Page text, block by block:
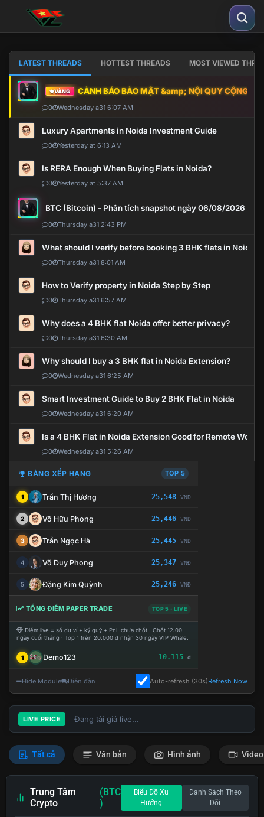
LATEST THREADS HOTTEST THREADS MOST VIEWED
VÀNG CẢNH BÁO BẢO MẬT &amp; NỘI QUY CỘNG
0 Wednesday a31 6:07 AM
Luxury Apartments in Noida Investment Guide
0 Yesterday at 6:13 AM
Is RERA Enough When Buying Flats in Noida?
0 Yesterday at 5:37 AM
BTC (Bitcoin) - Phân tích snapshot ngày 06/08/2026
0 Thursday a31 2:43 PM
What should I verify before booking 3 BHK flats in Noida?
0 Thursday a31 8:01 AM
How to Verify property in Noida Step by Step
0 Thursday a31 6:57 AM
Why does a 4 BHK flat Noida offer better privacy?
0 Thursday a31 6:30 AM
Why should I buy a 3 BHK flat in Noida Extension?
0 Wednesday a31 6:25 AM
Smart Investment Guide to Buy 2 BHK Flat in Noida
0 Wednesday a31 6:20 AM
Is a 4 BHK Flat in Noida Extension Good for Remote Work?
0 Wednesday a31 5:26 AM
BẢNG XẾP HẠNG TOP 5
1 Trần Thị Hương 25,548 VNĐ
2 Võ Hữu Phong 25,446 VNĐ
3 Trần Ngọc Hà 25,445 VNĐ
4 Võ Duy Phong 25,347 VNĐ
5 Đặng Kim Quỳnh 25,246 VNĐ
TỔNG ĐIỂM PAPER TRADE TOP 5 · LIVE
Điểm live = số dư ví + ký quỹ + PnL chưa chốt · Chốt 12:00
ngày cuối tháng · Top 1 trên 20.000 đ nhận 30 ngày VIP Whale.
1 Demo123 10.115 đ
Hide Module Diễn đàn Auto-refresh (30s)Refresh Now
LIVE PRICE Đang tải giá live...
Tất cả Văn bản Hình ảnh Video
Trung Tâm
Crypto
(BTC
)
Biểu Đồ Xu
Hướng
Danh Sách Theo
Dõi